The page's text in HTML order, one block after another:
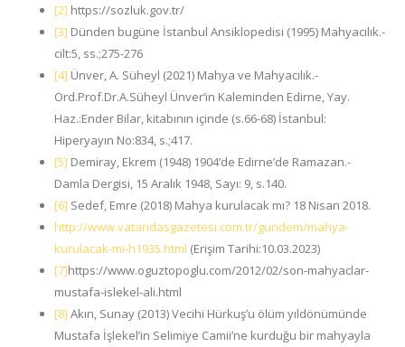
[2] https://sozluk.gov.tr/
[3] Dünden bugüne İstanbul Ansiklopedisi (1995) Mahyacılık.-
cilt:5, ss.;275-276
[4] Ünver, A. Süheyl (2021) Mahya ve Mahyacılık.-
Ord.Prof.Dr.A.Süheyl Ünver’in Kaleminden Edirne, Yay.
Haz.:Ender Bilar, kitabının içinde (s.66-68) İstanbul:
Hiperyayın No:834, s.;417.
[5] Demiray, Ekrem (1948) 1904’de Edirne’de Ramazan.-
Damla Dergisi, 15 Aralık 1948, Sayı: 9, s.140.
[6] Sedef, Emre (2018) Mahya kurulacak mı? 18 Nisan 2018.
http://www.vatandasgazetesi.com.tr/gundem/mahya-
kurulacak-mi-h1935.html (Erişim Tarihi:10.03.2023)
[7]https://www.oguztopoglu.com/2012/02/son-mahyaclar-
mustafa-islekel-ali.html
[8] Akın, Sunay (2013) Vecihi Hürkuş’u ölüm yıldönümünde
Mustafa İşlekel’in Selimiye Camii’ne kurduğu bir mahyayla